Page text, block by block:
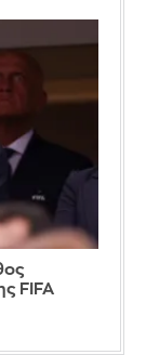
FIFA